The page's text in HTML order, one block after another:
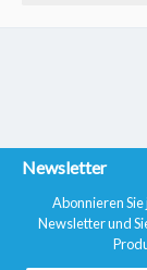
Newsletter
Abonnieren
Newsletter und